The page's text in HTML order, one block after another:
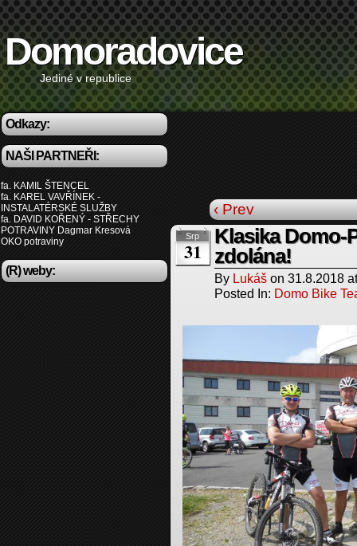
Domoradovice
Jediné v republice
Odkazy:
NAŠI PARTNEŘI:
fa. KAMIL ŠTENCEL
fa. KAREL VAVŘÍNEK -
INSTALATÉRSKÉ SLUŽBY
fa. DAVID KOŘENÝ - STŘECHY
POTRAVINY Dagmar Kresová
OKO potraviny
(R) weby:
‹ Prev
Srp
31
Klasika Domo-
zdolána!
By Lukáš on 31.8.2018
Posted In: Domo Bike